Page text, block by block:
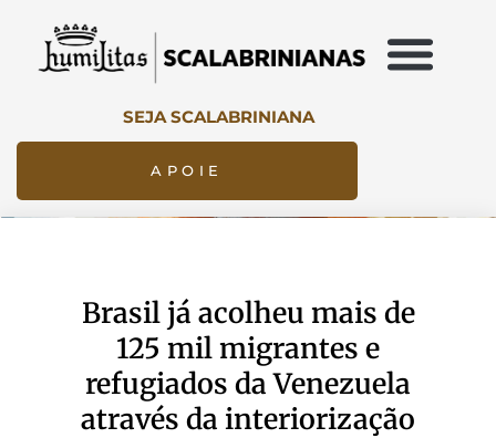
SEJA SCALABRINIANA
APOIE
Brasil já acolheu mais de
125 mil migrantes e
refugiados da Venezuela
através da interiorização